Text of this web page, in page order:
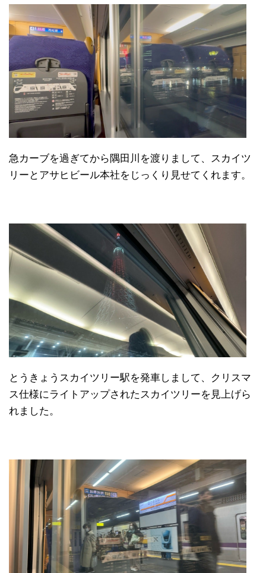
急カーブを過ぎてから隅田川を渡りまして、スカイツ
リーとアサヒビール本社をじっくり見せてくれます。
とうきょうスカイツリー駅を発車しまして、クリスマ
ス仕様にライトアップされたスカイツリーを見上げら
れました。